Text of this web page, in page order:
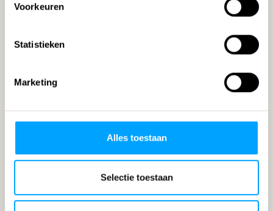
Voorkeuren
Statistieken
Marketing
Alles toestaan
Selectie toestaan
Service
Over Exsta
Over ons
Ontwerpstudio
Inspiratiemagazine